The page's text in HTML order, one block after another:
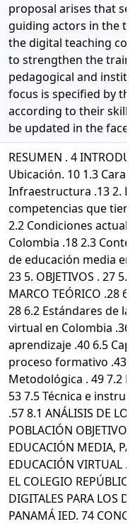
proposal arises that
guiding actors in the
the digital teaching
to strengthen the
pedagogical and
focus is specified by
according to their
be updated in the face
RESUMEN . 4
Ubicación. 10 1.3
Infraestructura .13 2.
competencias que
2.2 Condiciones
Colombia .18 2.3
de educación media en
23 5. OBJETIVOS . 27
MARCO TEÓRICO .28
28 6.2 Estándares de
virtual en Colombia .36
aprendizaje .40 6.5
proceso formativo .43
Metodológica . 49 7.2
53 7.5 Técnica e
.57 8.1 ANÁLISIS DE
POBLACIÓN OBJETIVO
EDUCACIÓN MEDIA,
EDUCACIÓN VIRTUAL
EL COLEGIO
DIGITALES PARA LOS
PANAMÁ IED. 74